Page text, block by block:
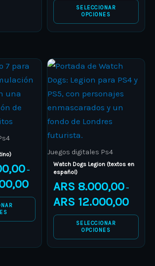
SELECCIONAR
OPCIONES
on
page
–
Price
range:
ARS 19.000,00
ARS 25.000,00
Juegos digitales Ps4
Watch Dogs Legion (textos en
español)
ARS 8.000,00 –
ARS 12.000,00
ARS
through
SELECCIONAR
OPCIONES
This
product
has
multiple
variants.
The
options
may
be
chosen
on
the
page